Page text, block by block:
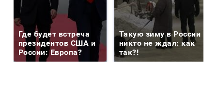
Где будет встреча
президентов США и
России: Европа?
Такую зиму в России
никто не ждал: как
так?!